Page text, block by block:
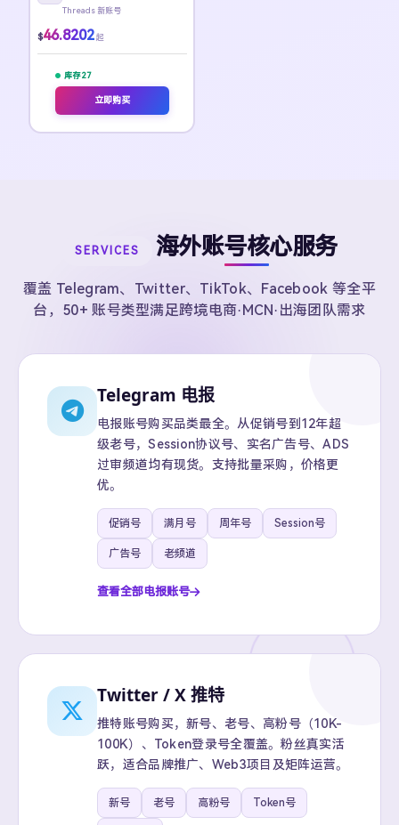
Threads 新账号
$46.8202 起
库存 27
立即购买
SERVICES 海外账号核心服务
覆盖 Telegram、Twitter、TikTok、Facebook 等全平
台，50+ 账号类型满足跨境电商·MCN·出海团队需求
Telegram 电报
电报账号购买品类最全。从促销号到12年超
级老号，Session协议号、实名广告号、ADS
过审频道均有现货。支持批量采购，价格更
优。
促销号 满月号 周年号 Session号
广告号 老频道
查看全部电报账号
Twitter / X 推特
推特账号购买，新号、老号、高粉号（10K-
100K）、Token登录号全覆盖。粉丝真实活
跃，适合品牌推广、Web3项目及矩阵运营。
新号 老号 高粉号 Token号